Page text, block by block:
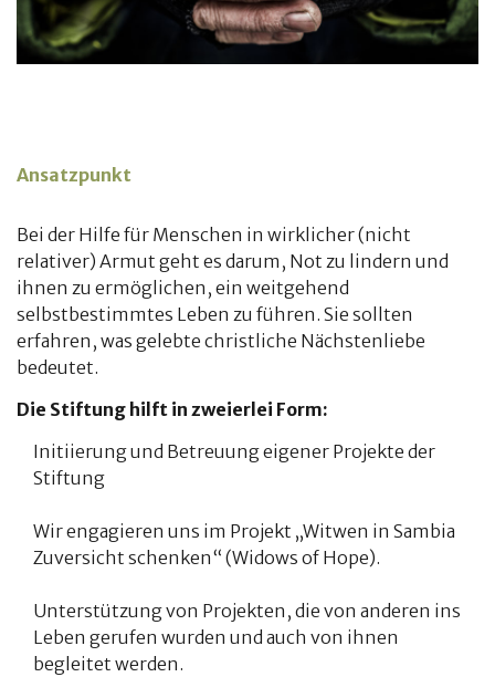
Bei der Hilfe für Menschen in wirklicher (nicht
relativer) Armut geht es darum, Not zu lindern und
ihnen zu ermöglichen, ein weitgehend
selbstbestimmtes Leben zu führen. Sie sollten
erfahren, was gelebte christliche Nächstenliebe
bedeutet.
Die Stiftung hilft in zweierlei Form:
Initiierung und Betreuung eigener Projekte der
Stiftung
Wir engagieren uns im Projekt „Witwen in Sambia
Zuversicht schenken“ (Widows of Hope).
Unterstützung von Projekten, die von anderen ins
Leben gerufen wurden und auch von ihnen
begleitet werden.
Ansatzpunkt